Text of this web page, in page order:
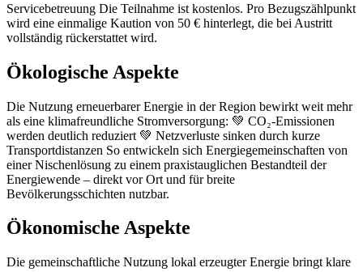
Servicebetreuung Die Teilnahme ist kostenlos. Pro Bezugszählpunkt
wird eine einmalige Kaution von 50 € hinterlegt, die bei Austritt
vollständig rückerstattet wird.
Ökologische Aspekte
Die Nutzung erneuerbarer Energie in der Region bewirkt weit mehr
als eine klimafreundliche Stromversorgung: 💚 CO₂-Emissionen
werden deutlich reduziert 💚 Netzverluste sinken durch kurze
Transportdistanzen So entwickeln sich Energiegemeinschaften von
einer Nischenlösung zu einem praxistauglichen Bestandteil der
Energiewende – direkt vor Ort und für breite
Bevölkerungsschichten nutzbar.
Ökonomische Aspekte
Die gemeinschaftliche Nutzung lokal erzeugter Energie bringt klare